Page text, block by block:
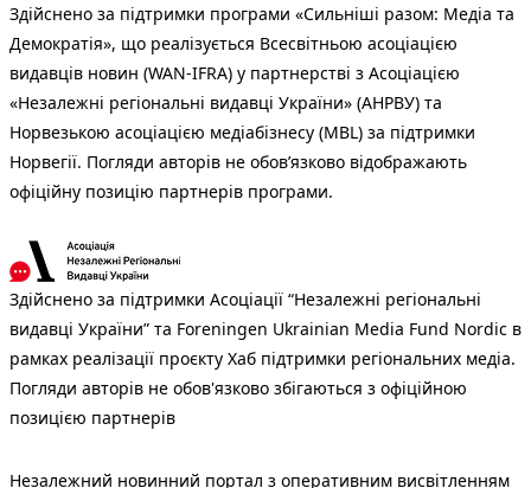
Здійснено за підтримки програми «Сильніші разом: Медіа та
Демократія», що реалізується Всесвітньою асоціацією
видавців новин (WAN-IFRA) у партнерстві з Асоціацією
«Незалежні регіональні видавці України» (АНРВУ) та
Норвезькою асоціацією медіабізнесу (MBL) за підтримки
Норвегії. Погляди авторів не обов’язково відображають
офіційну позицію партнерів програми.
Здійснено за підтримки Асоціації “Незалежні регіональні
видавці України” та Foreningen Ukrainian Media Fund Nordic в
рамках реалізації проєкту Хаб підтримки регіональних медіа.
Погляди авторів не обов'язково збігаються з офіційною
позицією партнерів
Незалежний новинний портал з оперативним висвітленням